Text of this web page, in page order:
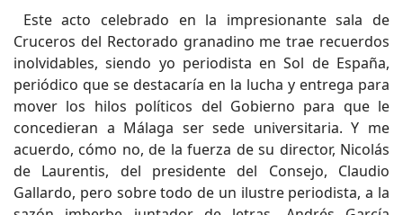
Este acto celebrado en la impresionante sala de
Cruceros del Rectorado granadino me trae recuerdos
inolvidables, siendo yo periodista en Sol de España,
periódico que se destacaría en la lucha y entrega para
mover los hilos políticos del Gobierno para que le
concedieran a Málaga ser sede universitaria. Y me
acuerdo, cómo no, de la fuerza de su director, Nicolás
de Laurentis, del presidente del Consejo, Claudio
Gallardo, pero sobre todo de un ilustre periodista, a la